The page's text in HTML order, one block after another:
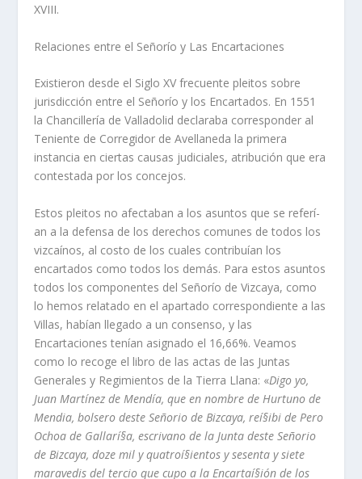
XVIII.
Relaciones entre el Señorí­o y Las Encartaciones
Existieron desde el Siglo XV frecuente pleitos sobre
jurisdicción entre el Señorí­o y los Encartados. En 1551
la Chancillerí­a de Valladolid declaraba corresponder al
Teniente de Corregidor de Avellaneda la primera
instancia en ciertas causas judiciales, atribución que era
contestada por los concejos.
Estos pleitos no afectaban a los asuntos que se referí­
an a la defensa de los derechos comunes de todos los
vizcaí­nos, al costo de los cuales contribuí­an los
encartados como todos los demás. Para estos asuntos
todos los componentes del Señorí­o de Vizcaya, como
lo hemos relatado en el apartado correspondiente a las
Villas, habí­an llegado a un consenso, y las
Encartaciones tení­an asignado el 16,66%. Veamos
como lo recoge el libro de las actas de las Juntas
Generales y Regimientos de la Tierra Llana: «Digo yo,
Juan Martí­nez de Mendí­a, que en nombre de Hurtuno de
Mendia, bolsero deste Señorio de Bizcaya, reí§ibi de Pero
Ochoa de Gallarí§a, escrivano de la Junta deste Señorio
de Bizcaya, doze mil y quatroí§ientos y sesenta y siete
maravedis del tercio que cupo a la Encartaí§ión de los